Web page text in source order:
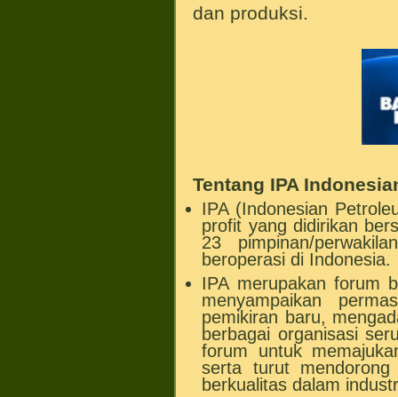
dan produksi.
Tentang IPA
IPA (Indonesian
profit yang didirikan
23 pimpinan/
beroperasi di Indonesia.
IPA merupakan forum
menyampaikan
pemikiran baru,
berbagai organisasi
forum untuk
serta turut mendorong
berkualitas dalam